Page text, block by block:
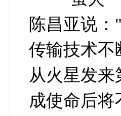
陈昌亚说
传输技术不
从火星发
成使命后